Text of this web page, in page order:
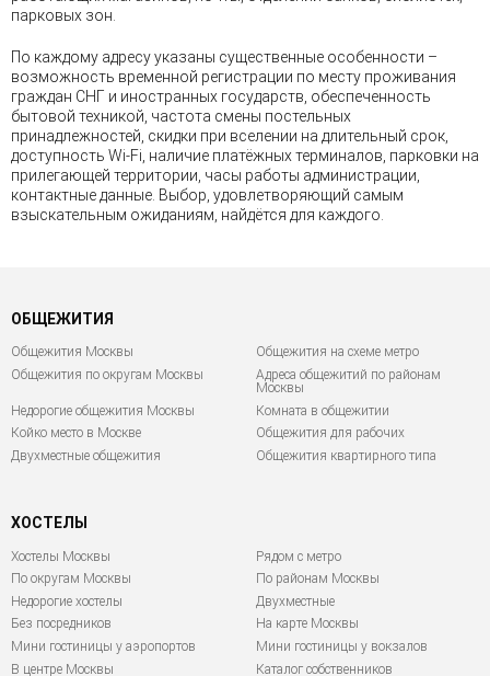
парковых зон.
По каждому адресу указаны существенные особенности –
возможность временной регистрации по месту проживания
граждан СНГ и иностранных государств, обеспеченность
бытовой техникой, частота смены постельных
принадлежностей, скидки при вселении на длительный срок,
доступность Wi-Fi, наличие платёжных терминалов, парковки на
прилегающей территории, часы работы администрации,
контактные данные. Выбор, удовлетворяющий самым
взыскательным ожиданиям, найдётся для каждого.
ОБЩЕЖИТИЯ
Общежития Москвы
Общежития на схеме метро
Общежития по округам Москвы
Адреса общежитий по районам
Москвы
Недорогие общежития Москвы
Комната в общежитии
Койко место в Москве
Общежития для рабочих
Двухместные общежития
Общежития квартирного типа
ХОСТЕЛЫ
Хостелы Москвы
По округам Москвы
Недорогие хостелы
Без посредников
Мини гостиницы у аэропортов
В центре Москвы
Рядом с метро
По районам Москвы
Двухместные
На карте Москвы
Мини гостиницы у вокзалов
Каталог собственников